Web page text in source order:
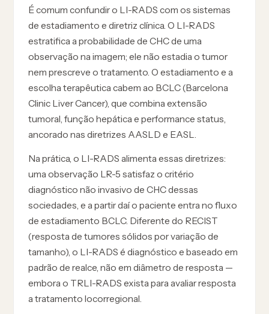
É comum confundir o LI-RADS com os sistemas
de estadiamento e diretriz clínica. O LI-RADS
estratifica a probabilidade de CHC de uma
observação na imagem; ele não estadia o tumor
nem prescreve o tratamento. O estadiamento e a
escolha terapêutica cabem ao BCLC (Barcelona
Clinic Liver Cancer), que combina extensão
tumoral, função hepática e performance status,
ancorado nas diretrizes AASLD e EASL.
Na prática, o LI-RADS alimenta essas diretrizes:
uma observação LR-5 satisfaz o critério
diagnóstico não invasivo de CHC dessas
sociedades, e a partir daí o paciente entra no fluxo
de estadiamento BCLC. Diferente do RECIST
(resposta de tumores sólidos por variação de
tamanho), o LI-RADS é diagnóstico e baseado em
padrão de realce, não em diâmetro de resposta —
embora o TRLI-RADS exista para avaliar resposta
a tratamento locorregional.